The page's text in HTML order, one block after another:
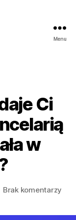
Menu
Ci
w
Brak komentarzy